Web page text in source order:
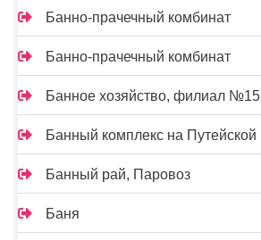
Банно-прачечный комбинат
Банно-прачечный комбинат
Банное хозяйство, филиал №15
Банный комплекс на Путейской
Банный рай, Паровоз
Баня